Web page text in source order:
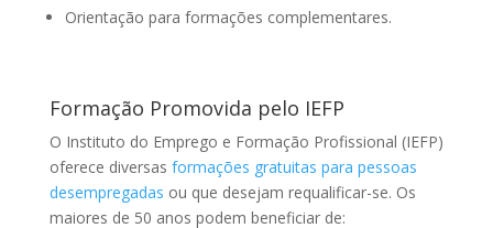
Orientação para formações complementares.
Formação Promovida pelo IEFP
O Instituto do Emprego e Formação Profissional (IEFP)
oferece diversas formações gratuitas para pessoas
desempregadas ou que desejam requalificar-se. Os
maiores de 50 anos podem beneficiar de: